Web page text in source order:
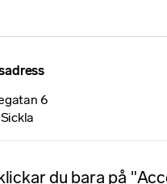
6
du bara på